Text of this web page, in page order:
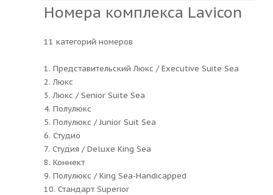
Номера комплекса Lavicon
11 категорий номеров
1. Представительский Люкс / Executive Suite Sea
2. Люкс
3. Люкс / Senior Suite Sea
4. Полулюкс
5. Полулюкс / Junior Suit Sea
6. Студио
7. Студия / Deluxe King Sea
8. Коннект
9. Полулюкс / King Sea-Handicapped
10. Стандарт Superior